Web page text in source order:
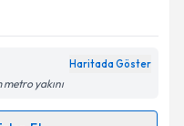
ilişkinAydınlatma
verilerimin belirtilen
ediyorum.
Haritada Göster
yakını